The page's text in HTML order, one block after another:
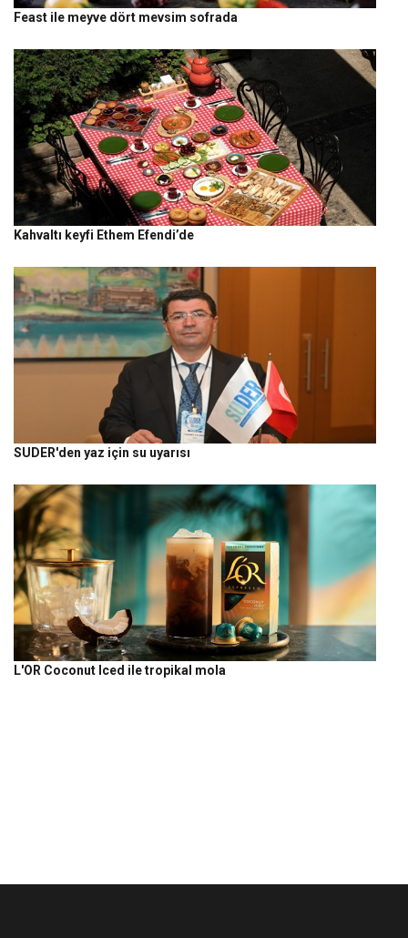
Feast ile meyve dört mevsim sofrada
Kahvaltı keyfi Ethem Efendi’de
SUDER'den yaz için su uyarısı
L'OR Coconut Iced ile tropikal mola